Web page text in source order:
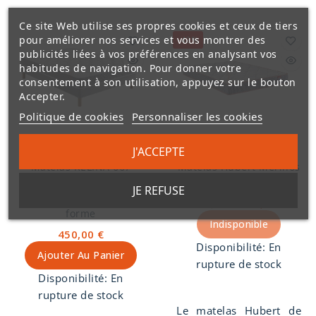
Matelas RELINA 667
mousse à mémoire de
forme
450,00 €
Ajouter Au Panier
Disponibilité: En
rupture de stock
-42%
Matelas Hubert Merinos
Indisponible
Disponibilité: En
rupture de stock
Le matelas Hubert de
Ce site Web utilise ses propres cookies et ceux de tiers
pour améliorer nos services et vous montrer des
publicités liées à vos préférences en analysant vos
habitudes de navigation. Pour donner votre
consentement à son utilisation, appuyez sur le bouton
Accepter.
Politique de cookies Personnaliser les cookies
JE REFUSE
J'ACCEPTE